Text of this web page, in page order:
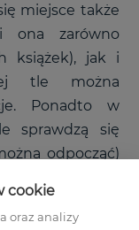
miejsce także
ona zarówno
książek), jak i
tle można
Ponadto w
sprawdzą się
odpocząć)
cookie
oraz analizy